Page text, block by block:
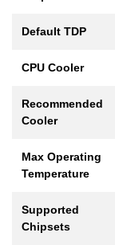
Default TDP
CPU Cooler
Recommended
Cooler
Max Operating
Temperature
Supported
Chipsets